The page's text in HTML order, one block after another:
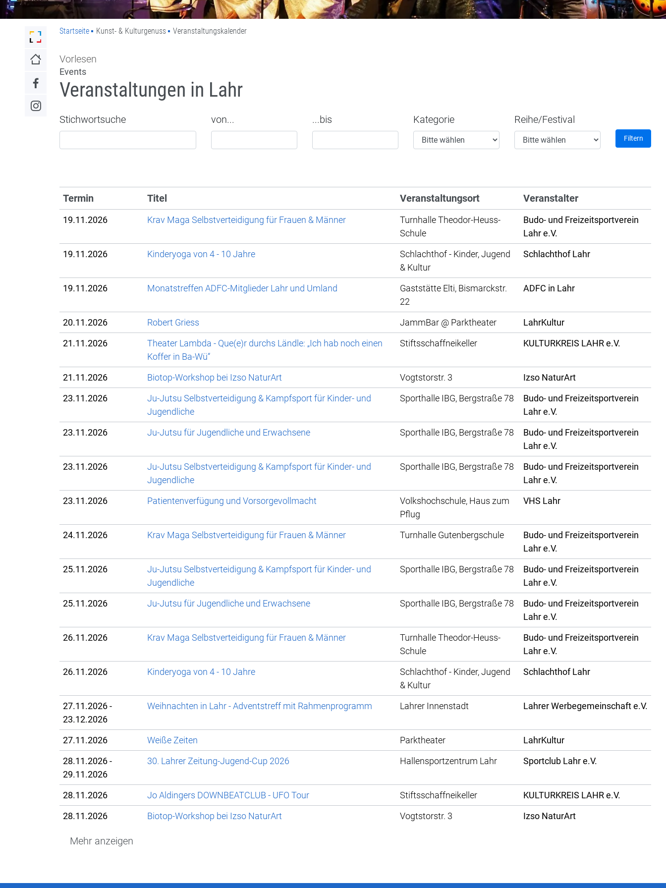
Link zur Startseite der Stadt Lahr
Link zur Startseite
Link zum Facebook-Auftritt
Link zum Instagram-Auftritt
Startseite Kunst- & Kulturgenuss Veranstaltungskalender
Vorlesen
Events
Veranstaltungen in Lahr
Stichwortsuche von... ...bis Kategorie Reihe/Festival
Filtern
Termin Titel Veranstaltungsort Veranstalter
19.11.2026 Krav Maga Selbstverteidigung für Frauen & Männer
Turnhalle Theodor-Heuss-
Schule
Budo- und Freizeitsportverein
Lahr e.V.
19.11.2026
Kinderyoga von 4 - 10 Jahre
Schlachthof - Kinder, Jugend
& Kultur
Schlachthof Lahr
19.11.2026 Monatstreffen ADFC-Mitglieder Lahr und Umland
Gaststätte Elti, Bismarckstr.
22
ADFC in Lahr
20.11.2026 Robert Griess JammBar @ Parktheater
LahrKultur
21.11.2026
Theater Lambda - Que(e)r durchs Ländle: „Ich hab noch einen
Koffer in Ba-Wü“
Stiftsschaffneikeller KULTURKREIS LAHR e.V.
21.11.2026 Biotop-Workshop bei Izso NaturArt Vogtstorstr. 3
Izso NaturArt
23.11.2026
Ju-Jutsu Selbstverteidigung & Kampfsport für Kinder- und
Jugendliche
Sporthalle IBG, Bergstraße 78
Budo- und Freizeitsportverein
Lahr e.V.
23.11.2026
Ju-Jutsu für Jugendliche und Erwachsene Sporthalle IBG, Bergstraße 78
Budo- und Freizeitsportverein
Lahr e.V.
23.11.2026
Ju-Jutsu Selbstverteidigung & Kampfsport für Kinder- und
Jugendliche
Sporthalle IBG, Bergstraße 78
Budo- und Freizeitsportverein
Lahr e.V.
23.11.2026
Patientenverfügung und Vorsorgevollmacht
Volkshochschule, Haus zum
Pflug
VHS Lahr
24.11.2026 Krav Maga Selbstverteidigung für Frauen & Männer Turnhalle Gutenbergschule
Budo- und Freizeitsportverein
Lahr e.V.
25.11.2026
Ju-Jutsu Selbstverteidigung & Kampfsport für Kinder- und
Jugendliche
Sporthalle IBG, Bergstraße 78
Budo- und Freizeitsportverein
Lahr e.V.
25.11.2026
Ju-Jutsu für Jugendliche und Erwachsene Sporthalle IBG, Bergstraße 78
Budo- und Freizeitsportverein
Lahr e.V.
26.11.2026
Krav Maga Selbstverteidigung für Frauen & Männer
Turnhalle Theodor-Heuss-
Schule
Budo- und Freizeitsportverein
Lahr e.V.
26.11.2026
Kinderyoga von 4 - 10 Jahre
Schlachthof - Kinder, Jugend
& Kultur
Schlachthof Lahr
27.11.2026 -
23.12.2026
Weihnachten in Lahr - Adventstreff mit Rahmenprogramm Lahrer Innenstadt Lahrer Werbegemeinschaft e.V.
27.11.2026 Weiße Zeiten Parktheater
LahrKultur
28.11.2026 -
29.11.2026
30. Lahrer Zeitung-Jugend-Cup 2026 Hallensportzentrum Lahr Sportclub Lahr e.V.
28.11.2026 Jo Aldingers DOWNBEATCLUB - UFO Tour Stiftsschaffneikeller
KULTURKREIS LAHR e.V.
28.11.2026
Biotop-Workshop bei Izso NaturArt Vogtstorstr. 3 Izso NaturArt
Mehr anzeigen